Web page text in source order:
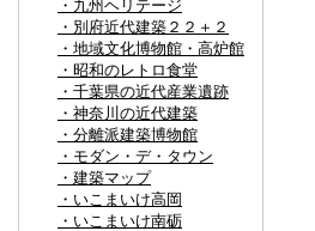
・九州ヘリテージ
・別府近代建築２２＋２
・地域文化博物館・高炉館
・昭和のレトロ食堂
・千葉県の近代産業遺跡
・神奈川の近代建築
・分離派建築博物館
・モダン・デ・タウン
・建築マップ
・いこまいけ高岡
・いこまいけ南砺